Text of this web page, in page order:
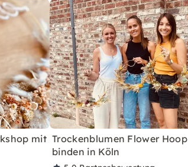
mit Trockenblumen Flower Hoop
binden in Köln